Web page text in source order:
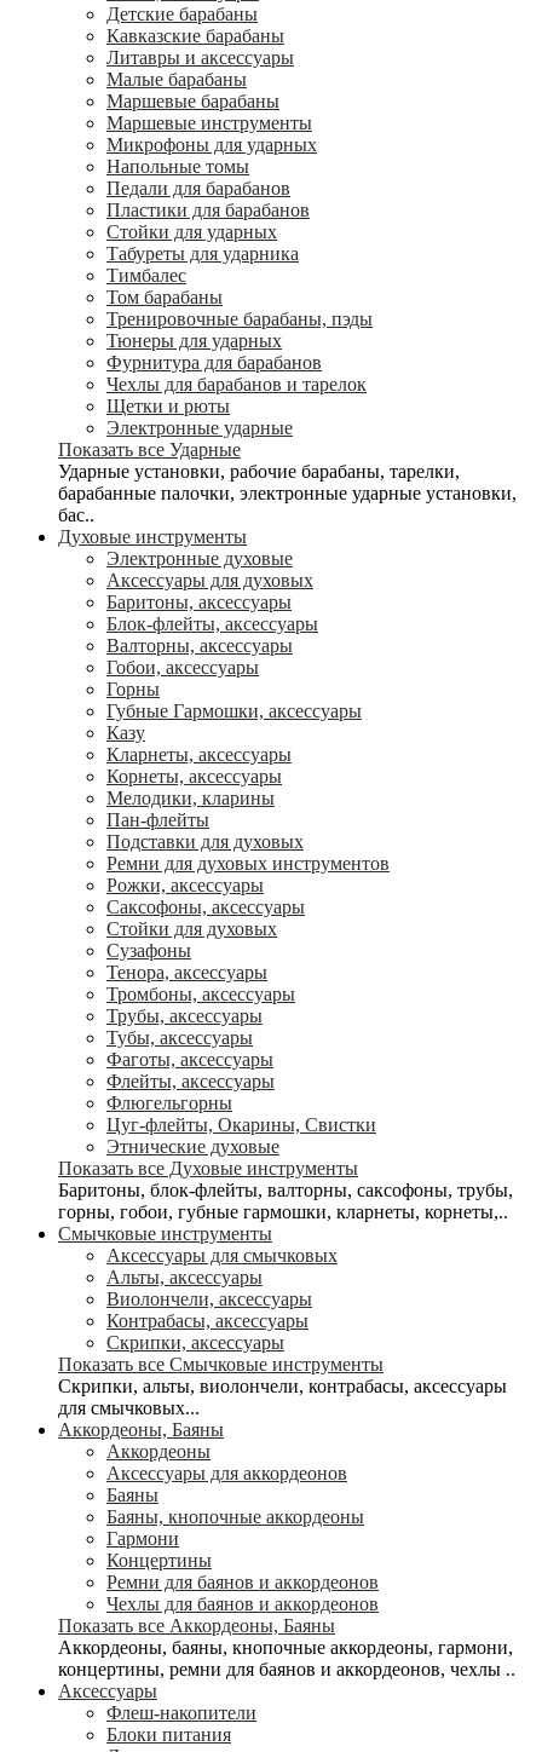
Детские барабаны
Кавказские барабаны
Литавры и аксессуары
Малые барабаны
Маршевые барабаны
Маршевые инструменты
Микрофоны для ударных
Напольные томы
Педали для барабанов
Пластики для барабанов
Стойки для ударных
Табуреты для ударника
Тимбалес
Том барабаны
Тренировочные барабаны, пэды
Тюнеры для ударных
Фурнитура для барабанов
Чехлы для барабанов и тарелок
Щетки и рюты
Электронные ударные
Показать все Ударные
Ударные установки, рабочие барабаны, тарелки,
барабанные палочки, электронные ударные установки,
бас..
Духовые инструменты
Электронные духовые
Аксессуары для духовых
Баритоны, аксессуары
Блок-флейты, аксессуары
Валторны, аксессуары
Гобои, аксессуары
Горны
Губные Гармошки, аксессуары
Казу
Кларнеты, аксессуары
Корнеты, аксессуары
Мелодики, кларины
Пан-флейты
Подставки для духовых
Ремни для духовых инструментов
Рожки, аксессуары
Саксофоны, аксессуары
Стойки для духовых
Сузафоны
Тенора, аксессуары
Тромбоны, аксессуары
Трубы, аксессуары
Тубы, аксессуары
Фаготы, аксессуары
Флейты, аксессуары
Флюгельгорны
Цуг-флейты, Окарины, Свистки
Этнические духовые
Показать все Духовые инструменты
Баритоны, блок-флейты, валторны, саксофоны, трубы,
горны, гобои, губные гармошки, кларнеты, корнеты,..
Смычковые инструменты
Аксессуары для смычковых
Альты, аксессуары
Виолончели, аксессуары
Контрабасы, аксессуары
Скрипки, аксессуары
Показать все Смычковые инструменты
Скрипки, альты, виолончели, контрабасы, аксессуары
для смычковых...
Аккордеоны, Баяны
Аккордеоны
Аксессуары для аккордеонов
Баяны
Баяны, кнопочные аккордеоны
Гармони
Концертины
Ремни для баянов и аккордеонов
Чехлы для баянов и аккордеонов
Показать все Аккордеоны, Баяны
Аккордеоны, баяны, кнопочные аккордеоны, гармони,
концертины, ремни для баянов и аккордеонов, чехлы ..
Аксессуары
Флеш-накопители
Блоки питания